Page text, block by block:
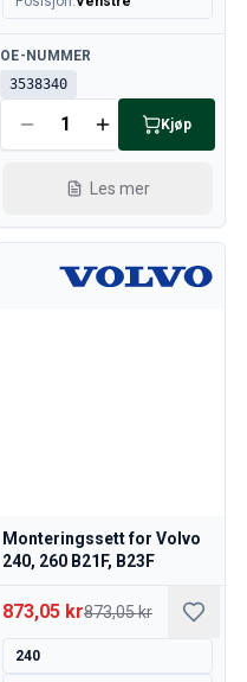
Tilgjengelig
OE-NUMMER
3538340
Kjøp
Les mer
Monteringssett for Volvo
240, 260 B21F, B23F
873,05 kr873,05 kr
240